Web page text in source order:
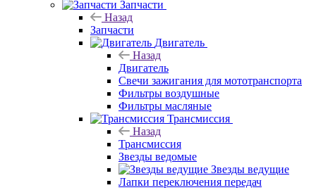
Запчасти
Назад
Запчасти
Двигатель
Назад
Двигатель
Свечи зажигания для мототранспорта
Фильтры воздушные
Фильтры масляные
Трансмиссия
Назад
Трансмиссия
Звезды ведомые
Звезды ведущие
Лапки переключения передач